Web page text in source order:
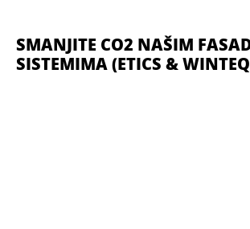
SMANJITE CO2 NAŠIM
SISTEMIMA (ETICS &